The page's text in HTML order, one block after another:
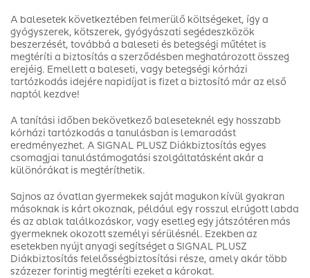
A balesetek következtében felmerülő költségeket, így a
gyógyszerek, kötszerek, gyógyászati segédeszközök
beszerzését, továbbá a baleseti és betegségi műtétet is
megtéríti a biztosítás a szerződésben meghatározott összeg
erejéig. Emellett a baleseti, vagy betegségi kórházi
tartózkodás idejére napidíjat is fizet a biztosító már az első
naptól kezdve!
A tanítási időben bekövetkező baleseteknél egy hosszabb
kórházi tartózkodás a tanulásban is lemaradást
eredményezhet. A SIGNAL PLUSZ Diákbiztosítás egyes
csomagjai tanulástámogatási szolgáltatásként akár a
különórákat is megtéríthetik.
Sajnos az óvatlan gyermekek saját magukon kívül gyakran
másoknak is kárt okoznak, például egy rosszul elrúgott labda
és az ablak találkozáskor, vagy esetleg egy játszótéren más
gyermeknek okozott személyi sérülésnél. Ezekben az
esetekben nyújt anyagi segítséget a SIGNAL PLUSZ
Diákbiztosítás felelősségbiztosítási része, amely akár több
százezer forintig megtéríti ezeket a károkat.